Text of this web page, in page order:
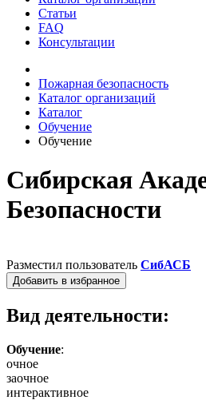
Статьи
FAQ
Консультации
Пожарная безопасность
Каталог организаций
Каталог
Обучение
Обучение
Сибирская
Безопасности
Разместил пользователь СибАСБ
Добавить в избранное
Вид деятельности:
Обучение:
очное
заочное
интерактивное